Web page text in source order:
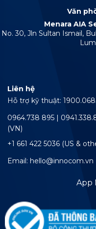
Văn
Menara AIA
No. 30, Jln Sultan Ismail,
Liên hệ
Hỗ trợ kỹ thuật:
0964.738 895 |
(VN)
+1 661 422 5036 (US &
Email: hello@innocom.vn
App